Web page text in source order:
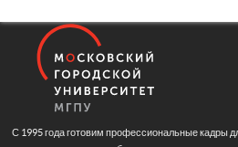
С 1995 года готовим профессиональные кадры